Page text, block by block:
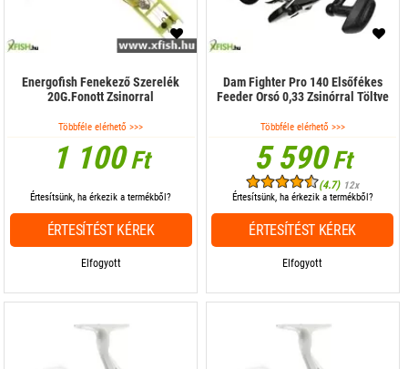
Energofish Fenekező Szerelék
20G.Fonott Zsinorral
Többféle elérhető >>>
1 100Ft
Elfogyott
Értesítsünk, ha érkezik a termékből?
ÉRTESÍTÉST KÉREK
Dam Fighter Pro 140 Elsőfékes
Feeder Orsó 0,33 Zsinórral Töltve
Többféle elérhető >>>
5 590Ft
(4.7) 12x
Elfogyott
Értesítsünk, ha érkezik a termékből?
ÉRTESÍTÉST KÉREK